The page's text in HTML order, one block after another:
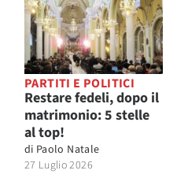
PARTITI E POLITICI
Restare fedeli, dopo il
matrimonio: 5 stelle
al top!
di Paolo Natale
27 Luglio 2026